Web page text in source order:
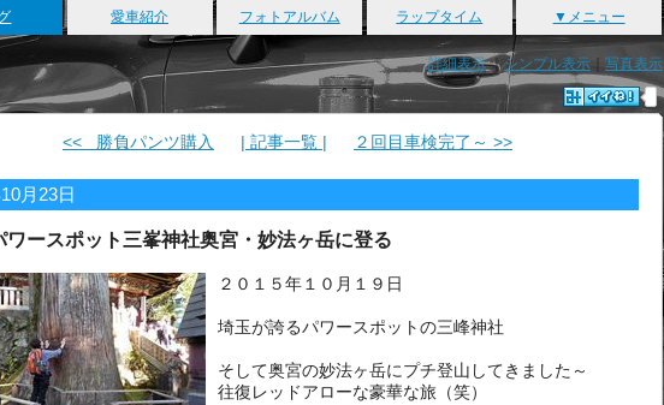
愛車紹介 フォトアルバム ラップタイム ▼メニュー
詳細表示｜シンプル表示 写真表示
<< 勝負パンツ購入 | 記事一覧 | ２回目車検完了～ >>
月23日
ワースポット三峯神社奥宮・妙法ヶ岳に登る
２０１５年１０月１９日
埼玉が誇るパワースポットの三峰神社
そして奥宮の妙法ヶ岳にプチ登山してきました～
往復レッドアローな豪華な旅（笑）